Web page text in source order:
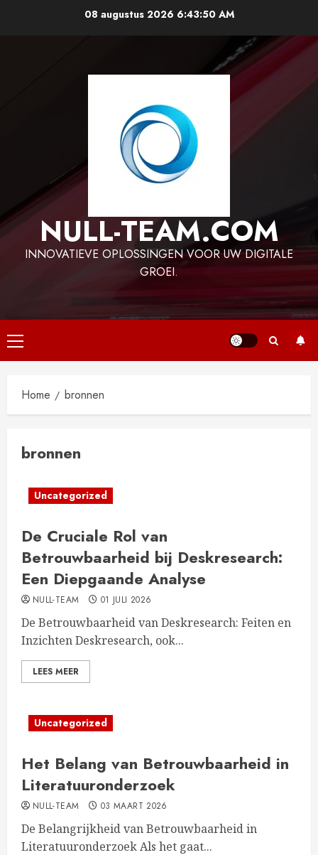
08 augustus 2026 6:43:51 AM
NULL-TEAM.COM
INNOVATIEVE OPLOSSINGEN VOOR UW DIGITALE
GROEI.
Primair
menu
Home bronnen
bronnen
Uncategorized
De Cruciale Rol van
Betrouwbaarheid bij Deskresearch:
Een Diepgaande Analyse
NULL-TEAM 01 JULI 2026
De Betrouwbaarheid van Deskresearch: Feiten en
Inzichten Deskresearch, ook...
LEES MEER
Uncategorized
Het Belang van Betrouwbaarheid in
Literatuuronderzoek
NULL-TEAM 03 MAART 2026
De Belangrijkheid van Betrouwbaarheid in
Literatuuronderzoek Als het gaat...